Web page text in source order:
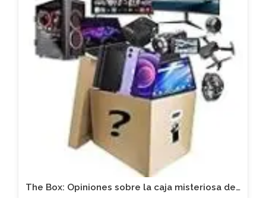
The Box: Opiniones sobre la caja misteriosa de…